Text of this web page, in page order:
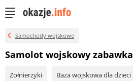
Samochody wojskowe
Samolot wojskowy zabawka
Żołnierzyki Baza wojskowa dla dzieci